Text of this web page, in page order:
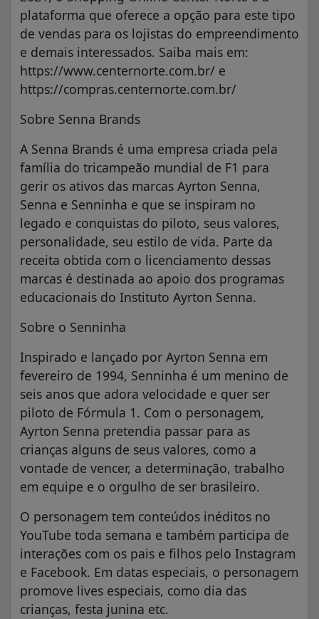
plataforma que oferece a opção para este tipo
de vendas para os lojistas do empreendimento
e demais interessados. Saiba mais em:
https://www.centernorte.com.br/ e
https://compras.centernorte.com.br/
Sobre Senna Brands
A Senna Brands é uma empresa criada pela
família do tricampeão mundial de F1 para
gerir os ativos das marcas Ayrton Senna,
Senna e Senninha e que se inspiram no
legado e conquistas do piloto, seus valores,
personalidade, seu estilo de vida. Parte da
receita obtida com o licenciamento dessas
marcas é destinada ao apoio dos programas
educacionais do Instituto Ayrton Senna.
Sobre o Senninha
Inspirado e lançado por Ayrton Senna em
fevereiro de 1994, Senninha é um menino de
seis anos que adora velocidade e quer ser
piloto de Fórmula 1. Com o personagem,
Ayrton Senna pretendia passar para as
crianças alguns de seus valores, como a
vontade de vencer, a determinação, trabalho
em equipe e o orgulho de ser brasileiro.
O personagem tem conteúdos inéditos no
YouTube toda semana e também participa de
interações com os pais e filhos pelo Instagram
e Facebook. Em datas especiais, o personagem
promove lives especiais, como dia das
crianças, festa junina etc.